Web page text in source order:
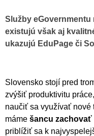
Služby
existujú však aj
ukazujú EduPage či
Slovensko stojí pred
zvýšiť produktivitu
naučiť sa využívať nové
máme šancu
priblížiť sa k